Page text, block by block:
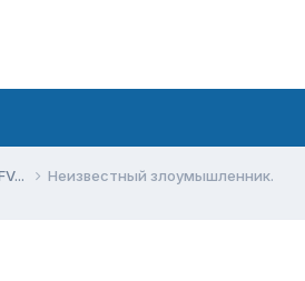
Неизвестный злоумышленник.